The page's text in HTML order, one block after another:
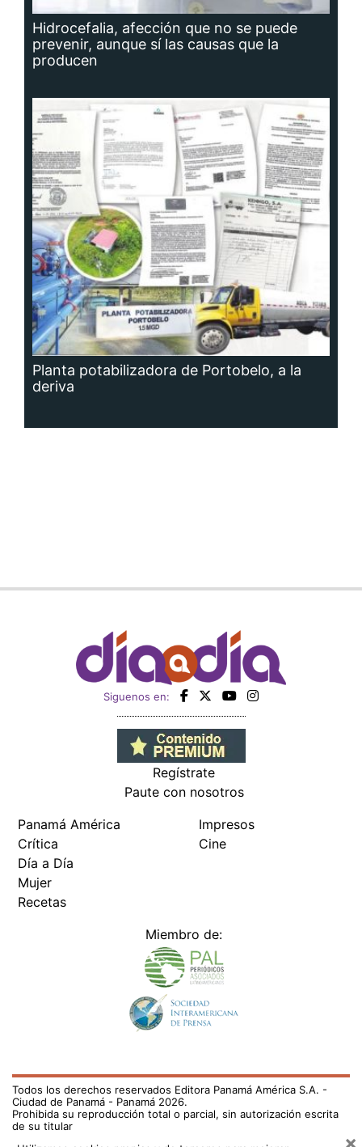
Hidrocefalia, afección que no se puede
prevenir, aunque sí las causas que la
producen
Planta potabilizadora de Portobelo, a la
deriva
Siguenos en:
Regístrate
Paute con nosotros
Panamá América
Crítica
Día a Día
Mujer
Recetas
Impresos
Cine
Miembro de:
Todos los derechos reservados Editora Panamá América S.A. -
Ciudad de Panamá - Panamá 2026.
Prohibida su reproducción total o parcial, sin autorización escrita
de su titular